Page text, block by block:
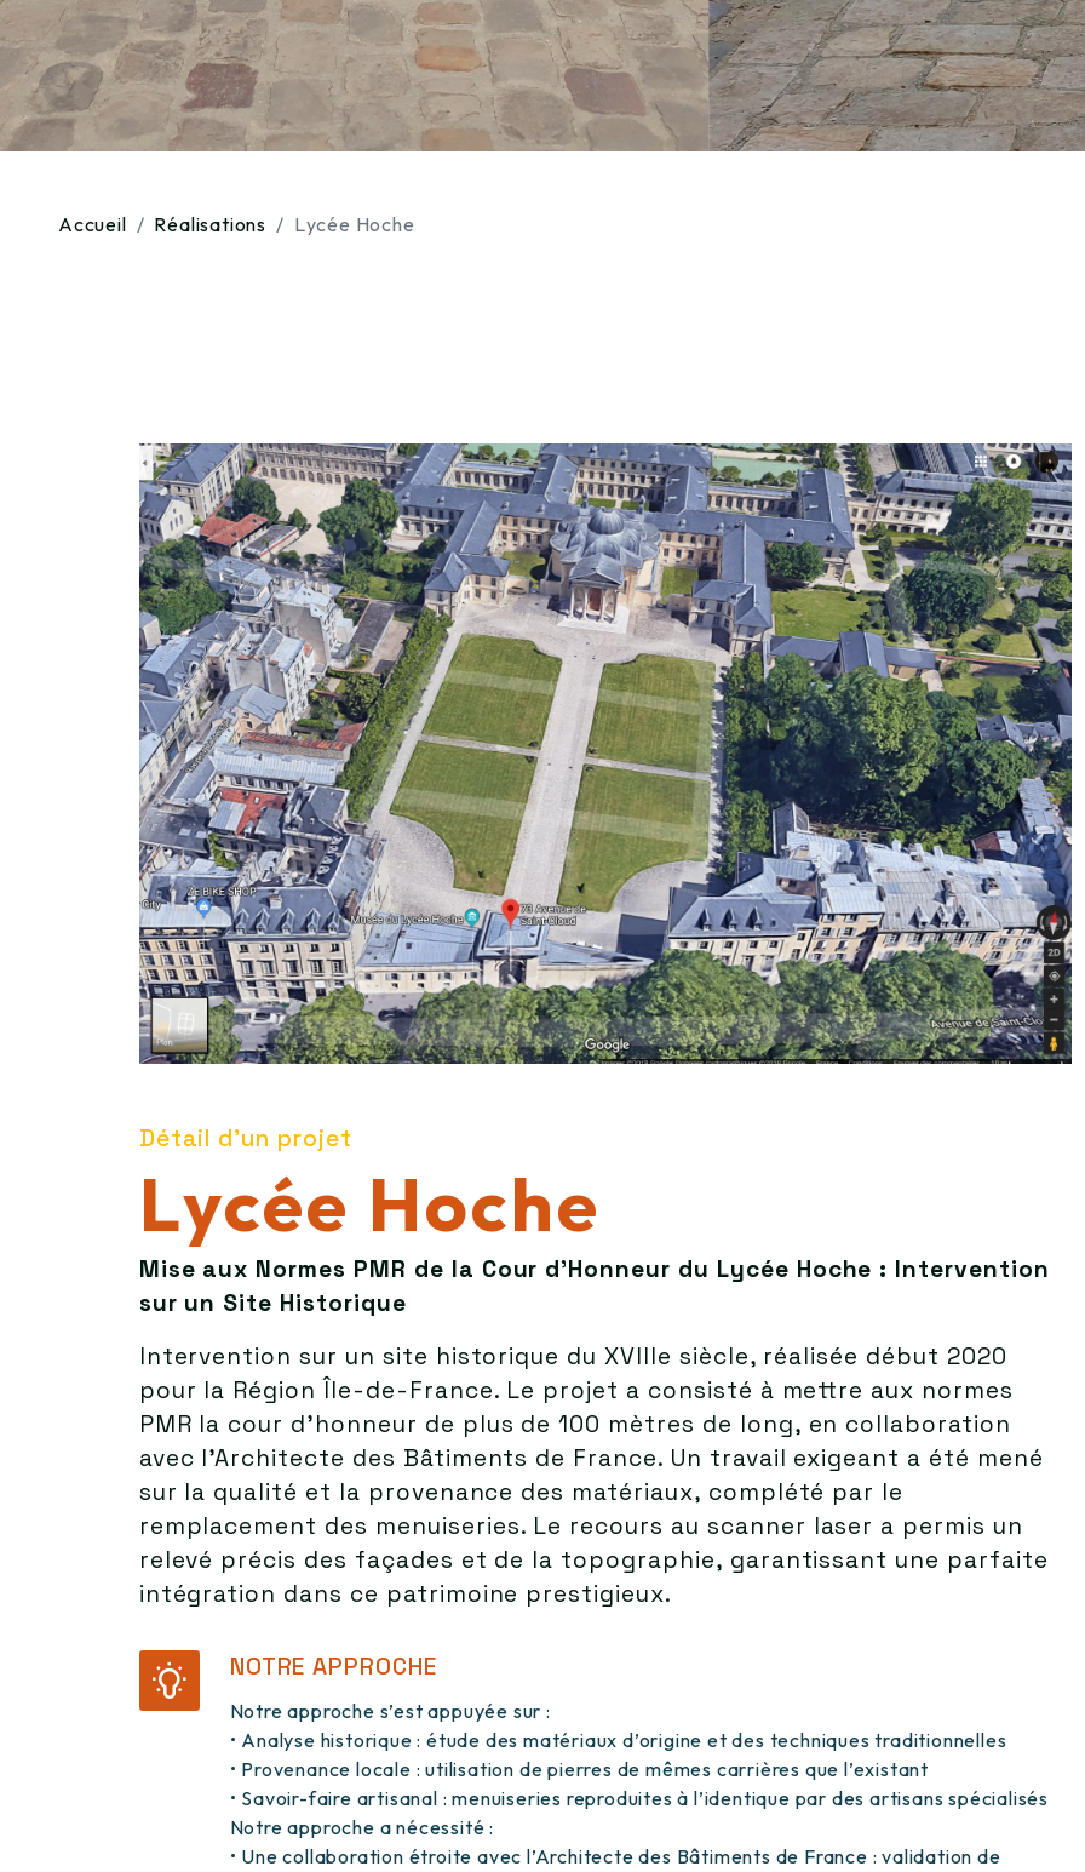
Accueil Réalisations Lycée Hoche
Détail d'un projet
Lycée Hoche
Mise aux Normes PMR de la Cour d’Honneur du Lycée Hoche : Intervention
sur un Site Historique
Intervention sur un site historique du XVIIIe siècle, réalisée début 2020
pour la Région Île-de-France. Le projet a consisté à mettre aux normes
PMR la cour d’honneur de plus de 100 mètres de long, en collaboration
avec l’Architecte des Bâtiments de France. Un travail exigeant a été mené
sur la qualité et la provenance des matériaux, complété par le
remplacement des menuiseries. Le recours au scanner laser a permis un
relevé précis des façades et de la topographie, garantissant une parfaite
intégration dans ce patrimoine prestigieux.
NOTRE APPROCHE
Notre approche s’est appuyée sur :
• Analyse historique : étude des matériaux d’origine et des techniques traditionnelles
• Provenance locale : utilisation de pierres de mêmes carrières que l’existant
• Savoir-faire artisanal : menuiseries reproduites à l’identique par des artisans spécialisés
Notre approche a nécessité :
• Une collaboration étroite avec l’Architecte des Bâtiments de France : validation de